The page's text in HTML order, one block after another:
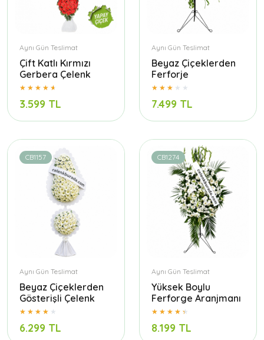
Aynı Gün Teslimat
Çift Katlı Kırmızı
Gerbera Çelenk
3.599 TL
Aynı Gün Teslimat
Beyaz Çiçeklerden
Ferforje
7.499 TL
CB1157
Aynı Gün Teslimat
Beyaz Çiçeklerden
Gösterişli Çelenk
6.299 TL
CB1274
Aynı Gün Teslimat
Yüksek Boylu
Ferforge Aranjmanı
8.199 TL